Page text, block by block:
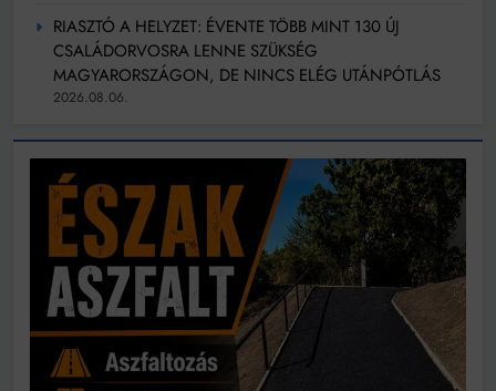
RIASZTÓ A HELYZET: ÉVENTE TÖBB MINT 130 ÚJ
CSALÁDORVOSRA LENNE SZÜKSÉG
MAGYARORSZÁGON, DE NINCS ELÉG UTÁNPÓTLÁS
2026.08.06.